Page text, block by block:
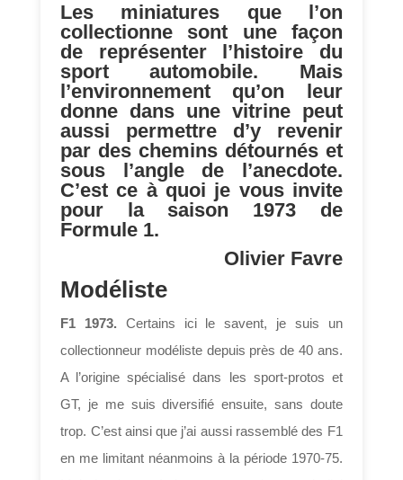
Les miniatures que l’on
collectionne sont une façon
de représenter l’histoire du
sport automobile. Mais
l’environnement qu’on leur
donne dans une vitrine peut
aussi permettre d’y revenir
par des chemins détournés et
sous l’angle de l’anecdote.
C’est ce à quoi je vous invite
pour la saison 1973 de
Formule 1.
Olivier Favre
Modéliste
F1 1973. Certains ici le savent, je suis un
collectionneur modéliste depuis près de 40 ans.
A l’origine spécialisé dans les sport-protos et
GT, je me suis diversifié ensuite, sans doute
trop. C’est ainsi que j’ai aussi rassemblé des F1
en me limitant néanmoins à la période 1970-75.